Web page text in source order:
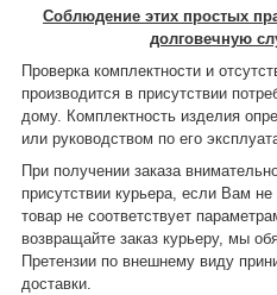
Соблюдение этих простых
долговечную
Проверка комплектности и
производится в присутствии
дому. Комплектность изделия
или руководством по его
При получении заказа
присутствии курьера, если Вам
товар не соответствует
возвращайте заказ курьеру, мы
Претензии по внешнему виду
доставки.